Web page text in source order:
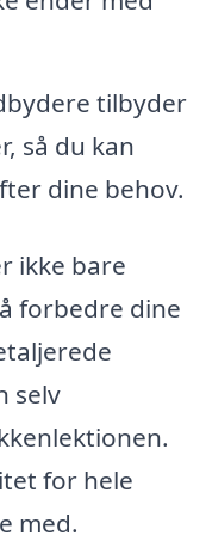
tilbyder
så du kan
dine behov.
ikke bare
forbedre dine
selv
for hele
med.